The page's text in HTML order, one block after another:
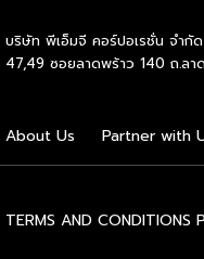
เกียรติคุณและรางวัลที่ระลึ
ตำแหน่ง World Dairy
กล่าวถือเป็นสัญญาณแห่งค
ของเมืองฮูฮอตในการยก
องค์กรระดับแถวหน้าอย่า
บริษัท พีเอ็มจี คอร์ปอเรชั่น จำกัด
47,49 ซอยลาดพร้าว 140 ถ.ลา
About Us Partner with
TERMS AND CONDITIONS